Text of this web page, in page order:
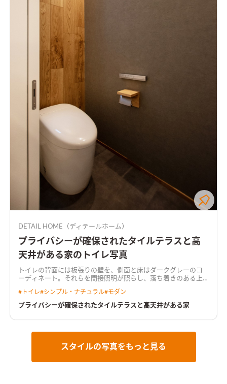
DETAIL HOME（ディテールホーム）
プライバシーが確保されたタイルテラスと高
天井がある家のトイレ写真
トイレの背面には板張りの壁を、側面と床はダークグレーのコ
ーディネート。それらを間接照明が照らし、落ち着きのある上
# トイレ#シンプル・ナチュラル#モダン
プライバシーが確保されたタイルテラスと高天井がある家
スタイルの写真をもっと見る